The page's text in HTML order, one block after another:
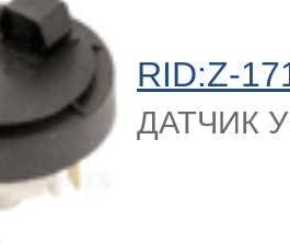
RID:Z-
ДАТЧИК